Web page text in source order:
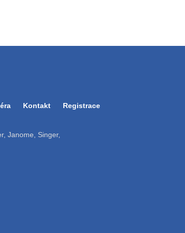
Kontakt Registrace
Janome, Singer,